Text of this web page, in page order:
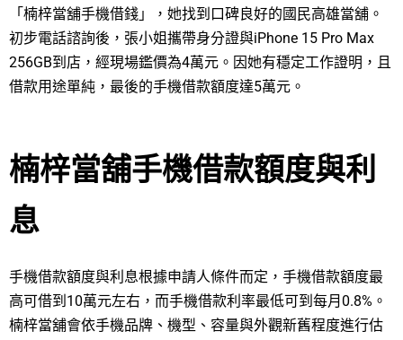
「楠梓當舖手機借錢」，她找到口碑良好的國民高雄當舖。
初步電話諮詢後，張小姐攜帶身分證與iPhone 15 Pro Max
256GB到店，經現場鑑價為4萬元。因她有穩定工作證明，且
借款用途單純，最後的手機借款額度達5萬元。
楠梓當舖手機借款額度與利
息
手機借款額度與利息根據申請人條件而定，手機借款額度最
高可借到10萬元左右，而手機借款利率最低可到每月0.8%。
楠梓當舖會依手機品牌、機型、容量與外觀新舊程度進行估